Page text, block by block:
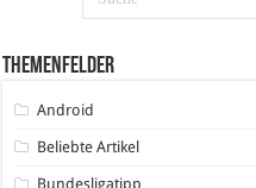
Themenfelder
Android
Beliebte Artikel
Bundesligatipp